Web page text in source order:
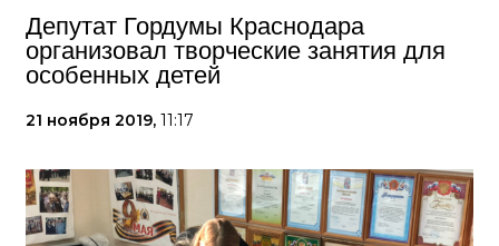
Депутат Гордумы Краснодара
организовал творческие занятия для
особенных детей
21 ноября 2019, 11:17